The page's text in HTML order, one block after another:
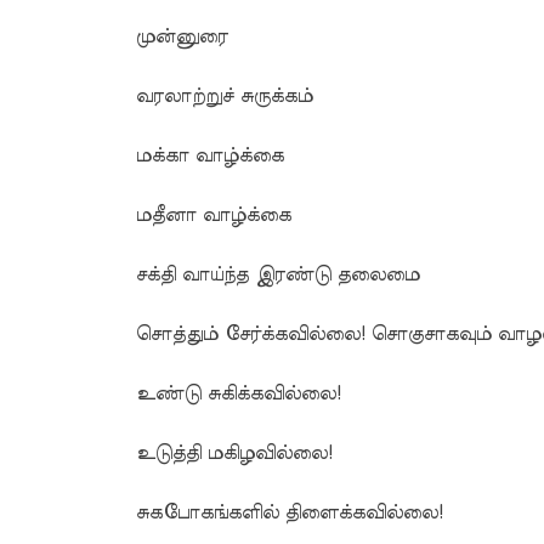
முன்னுரை
வரலாற்றுச் சுருக்கம்
மக்கா வாழ்க்கை
மதீனா வாழ்க்கை
சக்தி வாய்ந்த இரண்டு தலைமை
சொத்தும் சேர்க்கவில்லை! சொகுசாகவும்
உண்டு சுகிக்கவில்லை!
உடுத்தி மகிழவில்லை!
சுகபோகங்களில் திளைக்கவில்லை!